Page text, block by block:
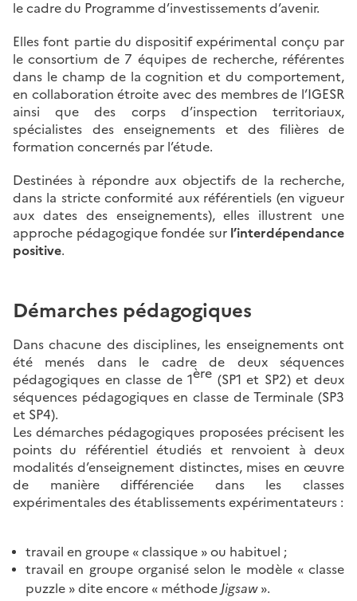
le cadre du Programme d’investissements d’avenir.
Elles font partie du dispositif expérimental conçu par
le consortium de 7 équipes de recherche, référentes
dans le champ de la cognition et du comportement,
en collaboration étroite avec des membres de l’IGESR
ainsi que des corps d’inspection territoriaux,
spécialistes des enseignements et des filières de
formation concernés par l’étude.
Destinées à répondre aux objectifs de la recherche,
dans la stricte conformité aux référentiels (en vigueur
aux dates des enseignements), elles illustrent une
approche pédagogique fondée sur l’interdépendance
positive.
Démarches pédagogiques
Dans chacune des disciplines, les enseignements ont
été menés dans le cadre de deux séquences
pédagogiques en classe de 1ère (SP1 et SP2) et deux
séquences pédagogiques en classe de Terminale (SP3
et SP4).
Les démarches pédagogiques proposées précisent les
points du référentiel étudiés et renvoient à deux
modalités d’enseignement distinctes, mises en œuvre
de manière différenciée dans les classes
expérimentales des établissements expérimentateurs :
travail en groupe « classique » ou habituel ;
travail en groupe organisé selon le modèle « classe
puzzle » dite encore « méthode Jigsaw».